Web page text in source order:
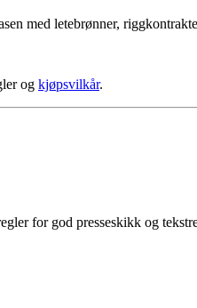
med letebrønner,
og kjøpsvilkår.
for god presseskikk og